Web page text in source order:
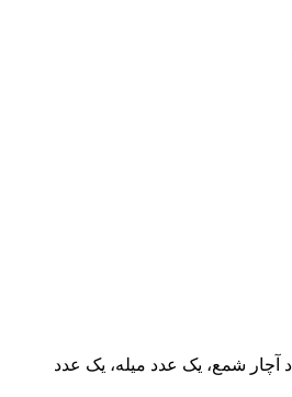
آچار شمع، یک عدد میله، یک عدد